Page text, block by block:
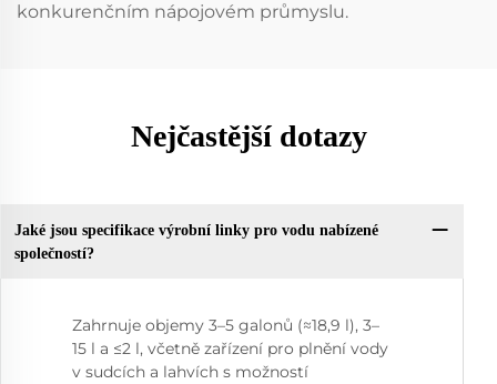
konkurenčním nápojovém průmyslu.
Nejčastější dotazy
Jaké jsou specifikace výrobní linky pro vodu nabízené
společností?
Zahrnuje objemy 3–5 galonů (≈18,9 l), 3–
15 l a ≤2 l, včetně zařízení pro plnění vody
v sudcích a lahvích s možností